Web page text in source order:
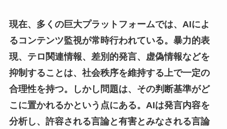
現在、多くの巨大プラットフォームでは、AIによ
るコンテンツ監視が常時行われている。暴力的表
現、テロ関連情報、差別的発言、虚偽情報などを
抑制することは、社会秩序を維持する上で一定の
合理性を持つ。しかし問題は、その判断基準がど
こに置かれるかという点にある。AIは発言内容を
分析し、許容される言論と有害とみなされる言論